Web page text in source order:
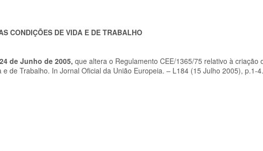
CONDIÇÕES DE VIDA E DE TRABALHO
de Junho de 2005, que altera o Regulamento CEE/1365/75 relativo à criação
de Trabalho. In Jornal Oficial da União Europeia. – L184 (15 Julho 2005), p.1-4.